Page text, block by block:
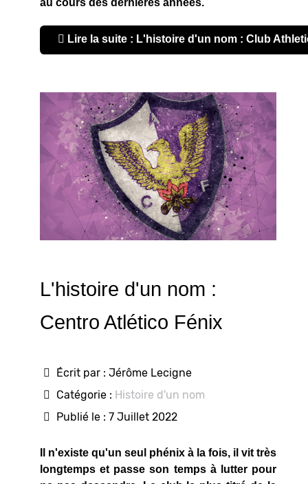
au cours des dernières années.
Lire la suite : L'histoire d'un nom : Club
L'histoire d'un nom :
Centro Atlético Fénix
Écrit par : Jérôme Lecigne
Catégorie : Histoire d'un nom
Publié le : 7 Juillet 2022
Il n'existe qu'un seul phénix à la fois, il vit très
longtemps et passe son temps à lutter pour